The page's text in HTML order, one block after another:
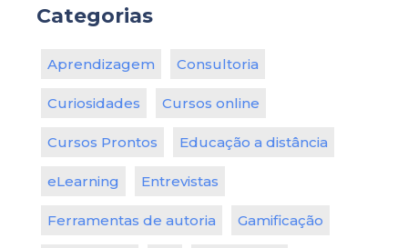
Categorias
Aprendizagem Consultoria
Curiosidades Cursos online
Cursos Prontos Educação a distância
eLearning Entrevistas
Ferramentas de autoria Gamificação